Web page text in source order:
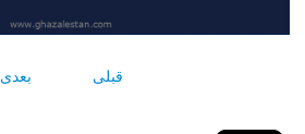
قبلی بعدی